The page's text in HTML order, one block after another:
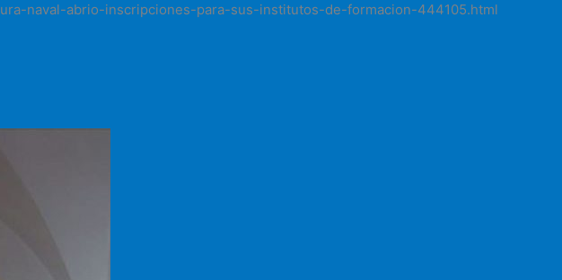
naval-abrio-inscripciones-para-sus-institutos-de-formacion-444105.html